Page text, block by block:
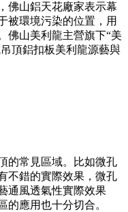
佛山鋁天花廠家表示幕
被環境污染的位置，用
佛山美利龍主營旗下“美
頂鋁扣板美利龍源藝與
的常見區域。比如微孔
不錯的實際效果，微孔
通風透氣性實際效果
的應用也十分切合。